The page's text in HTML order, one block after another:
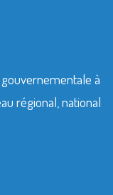
à
régional, national